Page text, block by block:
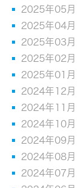
2025年05月
2025年04月
2025年03月
2025年02月
2025年01月
2024年12月
2024年11月
2024年10月
2024年09月
2024年08月
2024年07月